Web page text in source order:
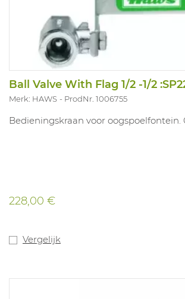
Ball Valve With Flag 1/2 -1/2
Merk: HAWS ProdNr. 1006755
Bedieningskraan voor oogspoelfontein.
228,00 €
Vergelijk